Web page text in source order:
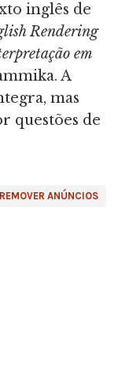
inglês de
Rendering
em
A
mas
questões de
REMOVER ANÚNCIOS